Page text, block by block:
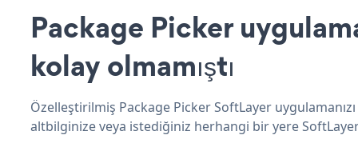
Package Picker
kolay olmamıştı
Özelleştirilmiş Package Picker SoftLayer
altbilginize veya istediğiniz herhangi bir yere